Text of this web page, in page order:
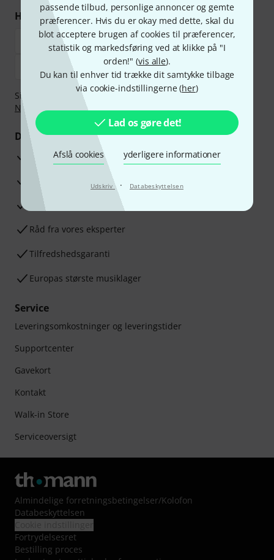
passende tilbud, personlige annoncer og gemte
præferencer. Hvis du er okay med dette, skal du
blot acceptere brugen af cookies til præferencer,
statistik og markedsføring ved at klikke på "I
orden!" (vis alle).
Du kan til enhver tid trække dit samtykke tilbage
via cookie-indstillingerne (her)
Lad os gøre det!
Afslå cookies yderligere informationer
Udskriv · Databeskyttelsen
Handl og betal sikkert
Sikker betaling med Bankoverførsel, PayPal,Klarna Betal
Nu
Klarna betaling i ratereller Kreditkort.
Dine fordele
3 års Thomann Garanti
30 dages money back garanti
Råd fra vores eksperter
Tilfredshedsgaranti
Europas største musiklager
Service
Leveringsomkostninger og leveringstider
Supportcenter
Gavekort
Kontakt
Walk-in Store
Serviceoversigt
Almindelige forretningsbetingelser/Kolofon
Databeskyttelsen
Fortrydelsesret
Bestilling proces